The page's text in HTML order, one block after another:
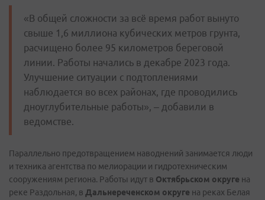
«В общей сложности за всё время работ вынуто
свыше 1,6 миллиона кубических метров грунта,
расчищено более 95 километров береговой
линии. Работы начались в декабре 2023 года.
Улучшение ситуации с подтоплениями
наблюдается во всех районах, где проводились
дноуглубительные работы», – добавили в
ведомстве.
Параллельно предотвращением наводнений занимается люди
и техника агентства по мелиорации и гидротехническим
сооружениям региона. Работы идут в Октябрьском округе на
реке Раздольная, в Дальнереченском округе на реках Белая